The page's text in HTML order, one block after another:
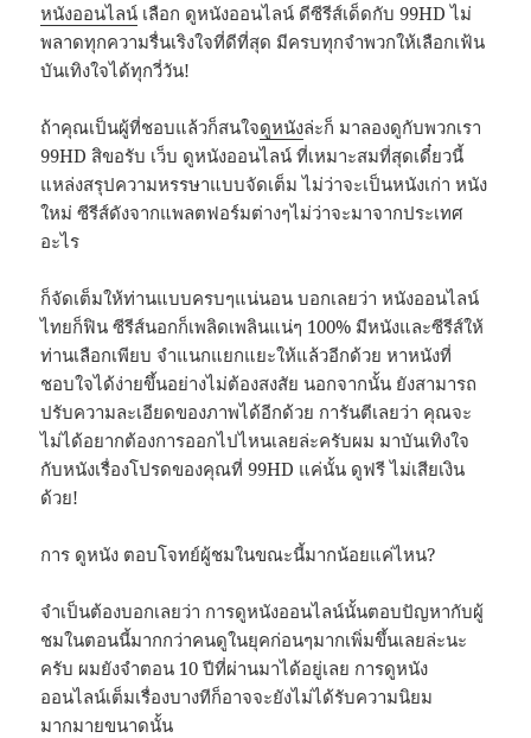
หนังออนไลน์ เลือก ดูหนังออนไลน์ ดีซีรีส์เด็ดกับ 99HD ไม่
พลาดทุกความรื่นเริงใจที่ดีที่สุด มีครบทุกจำพวกให้เลือกเฟ้น
บันเทิงใจได้ทุกวี่วัน!
ถ้าคุณเป็นผู้ที่ชอบแล้วก็สนใจดูหนังล่ะก็ มาลองดูกับพวกเรา
99HD สิขอรับ เว็บ ดูหนังออนไลน์ ที่เหมาะสมที่สุดเดี๋ยวนี้
แหล่งสรุปความหรรษาแบบจัดเต็ม ไม่ว่าจะเป็นหนังเก่า หนัง
ใหม่ ซีรีส์ดังจากแพลตฟอร์มต่างๆไม่ว่าจะมาจากประเทศ
อะไร
ก็จัดเต็มให้ท่านแบบครบๆแน่นอน บอกเลยว่า หนังออนไลน์
ไทยก็ฟิน ซีรีส์นอกก็เพลิดเพลินแน่ๆ 100% มีหนังและซีรีส์ให้
ท่านเลือกเพียบ จำแนกแยกแยะให้แล้วอีกด้วย หาหนังที่
ชอบใจได้ง่ายขึ้นอย่างไม่ต้องสงสัย นอกจากนั้น ยังสามารถ
ปรับความละเอียดของภาพได้อีกด้วย การันตีเลยว่า คุณจะ
ไม่ได้อยากต้องการออกไปไหนเลยล่ะครับผม มาบันเทิงใจ
กับหนังเรื่องโปรดของคุณที่ 99HD แค่นั้น ดูฟรี ไม่เสียเงิน
ด้วย!
การ ดูหนัง ตอบโจทย์ผู้ชมในขณะนี้มากน้อยแค่ไหน?
จำเป็นต้องบอกเลยว่า การดูหนังออนไลน์นั้นตอบปัญหากับผู้
ชมในตอนนี้มากกว่าคนดูในยุคก่อนๆมากเพิ่มขึ้นเลยล่ะนะ
ครับ ผมยังจำตอน 10 ปีที่ผ่านมาได้อยู่เลย การดูหนัง
ออนไลน์เต็มเรื่องบางทีก็อาจจะยังไม่ได้รับความนิยม
มากมายขนาดนั้น